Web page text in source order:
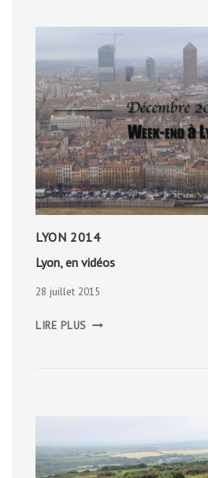
LYON 2014
Lyon, en vidéos
28 juillet 2015
LIRE PLUS